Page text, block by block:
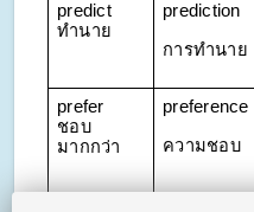
predict
ทำนาย
prediction
การทำนาย
prefer
ชอบ
มากกว่า
preference
ความชอบ